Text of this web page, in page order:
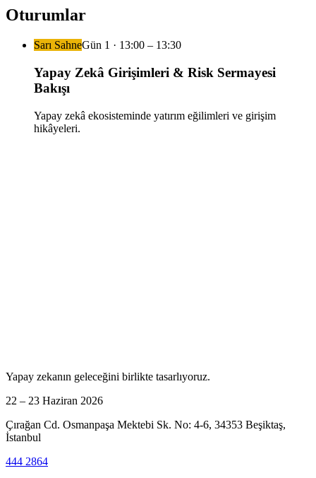
Oturumlar
Sarı SahneGün 1 · 13:00 – 13:30
Yapay Zekâ Girişimleri & Risk Sermayesi
Bakışı
Yapay zekâ ekosisteminde yatırım eğilimleri ve girişim
hikâyeleri.
Yapay zekanın geleceğini birlikte tasarlıyoruz.
22 – 23 Haziran 2026
Çırağan Cd. Osmanpaşa Mektebi Sk. No: 4-6, 34353 Beşiktaş,
İstanbul
444 2864